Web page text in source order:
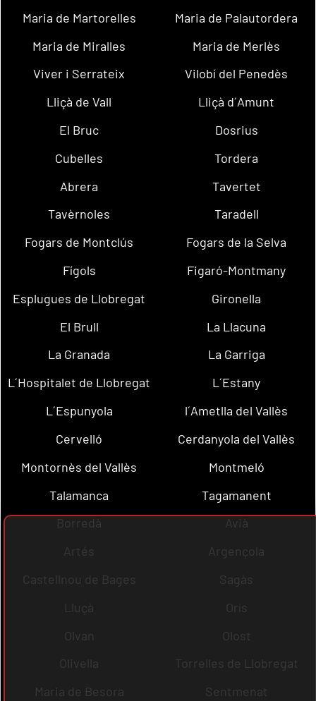
Maria de Martorelles
Maria de Palautordera
Maria de Miralles
Maria de Merlès
Viver i Serrateix
Vilobí del Penedès
Lliçà de Vall
Lliçà d´Amunt
El Bruc
Dosrius
Cubelles
Tordera
Abrera
Tavertet
Tavèrnoles
Taradell
Fogars de Montclús
Fogars de la Selva
Fígols
Figaró-Montmany
Esplugues de Llobregat
Gironella
El Brull
La Llacuna
La Granada
La Garriga
L´Hospitalet de Llobregat
L´Estany
L´Espunyola
l´Ametlla del Vallès
Cervelló
Cerdanyola del Vallès
Montornès del Vallès
Montmeló
Talamanca
Tagamanent
Borredà
Avià
Artés
Argençola
Castellnou de Bages
Sagàs
Lluçà
Orís
Olvan
Olost
Olivella
Torrelles de Llobregat
Maria de Besora
Sentmenat